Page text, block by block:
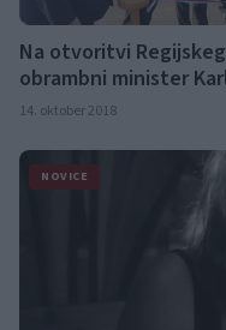
Na otvoritvi
obrambni minister
14. oktober 2018
NOVICE